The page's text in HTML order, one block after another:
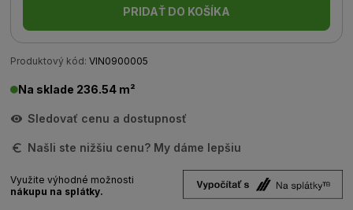
PRIDAŤ DO KOŠÍKA
Produktový kód: VIN0900005
Na sklade 236.54 m²
Sledovať cenu a dostupnosť
Našli ste nižšiu cenu? My dáme lepšiu
Využite výhodné možnosti
nákupu na splátky.